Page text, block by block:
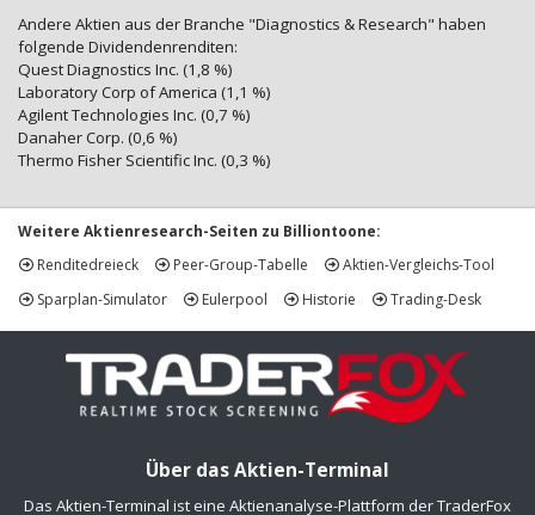
Andere Aktien aus der Branche "Diagnostics & Research" haben
folgende Dividendenrenditen:
Quest Diagnostics Inc. (1,8 %)
Laboratory Corp of America (1,1 %)
Agilent Technologies Inc. (0,7 %)
Danaher Corp. (0,6 %)
Thermo Fisher Scientific Inc. (0,3 %)
Weitere Aktienresearch-Seiten zu Billiontoone:
Renditedreieck
Peer-Group-Tabelle
Aktien-Vergleichs-Tool
Sparplan-Simulator
Eulerpool Historie Trading-Desk
Über das Aktien-Terminal
Das Aktien-Terminal ist eine Aktienanalyse-Plattform der TraderFox